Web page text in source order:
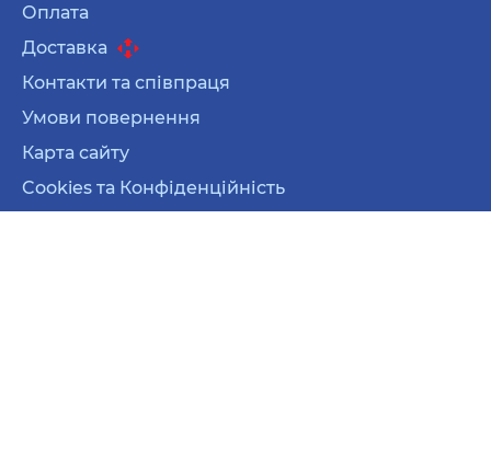
Оплата
Доставка
Контакти та співпраця
Умови повернення
Карта сайту
Cookies та Конфіденційність